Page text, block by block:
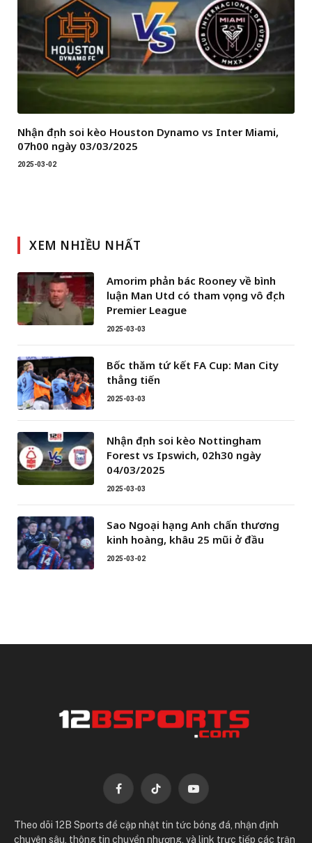
Nhận định soi kèo Houston Dynamo vs Inter Miami,
07h00 ngày 03/03/2025
2025-03-02
XEM NHIỀU NHẤT
Amorim phản bác Rooney về bình
luận Man Utd có tham vọng vô địch
Premier League
2025-03-03
Bốc thăm tứ kết FA Cup: Man City
thẳng tiến
2025-03-03
Nhận định soi kèo Nottingham
Forest vs Ipswich, 02h30 ngày
04/03/2025
2025-03-03
Sao Ngoại hạng Anh chấn thương
kinh hoàng, khâu 25 mũi ở đầu
2025-03-02
FacebookTikTok YouTube
Theo dõi 12B Sports để cập nhật tin tức bóng đá, nhận định
chuyên sâu, thông tin chuyển nhượng, và link trực tiếp các trận